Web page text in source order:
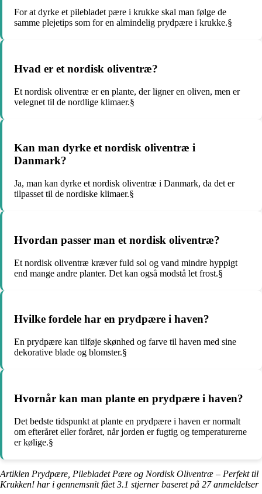
For at dyrke et pilebladet pære i krukke skal man følge de
samme plejetips som for en almindelig prydpære i krukke.§
Hvad er et nordisk oliventræ?
Et nordisk oliventræ er en plante, der ligner en oliven, men er
velegnet til de nordlige klimaer.§
Kan man dyrke et nordisk oliventræ i
Danmark?
Ja, man kan dyrke et nordisk oliventræ i Danmark, da det er
tilpasset til de nordiske klimaer.§
Hvordan passer man et nordisk oliventræ?
Et nordisk oliventræ kræver fuld sol og vand mindre hyppigt
end mange andre planter. Det kan også modstå let frost.§
Hvilke fordele har en prydpære i haven?
En prydpære kan tilføje skønhed og farve til haven med sine
dekorative blade og blomster.§
Hvornår kan man plante en prydpære i haven?
Det bedste tidspunkt at plante en prydpære i haven er normalt
om efteråret eller foråret, når jorden er fugtig og temperaturerne
er kølige.§
Artiklen Prydpære, Pilebladet Pære og Nordisk Oliventræ – Perfekt til
Krukken! har i gennemsnit fået3.1 stjerner baseret på 27anmeldelser